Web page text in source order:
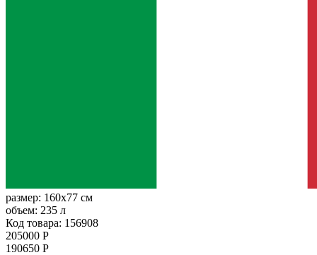
размер: 160x77 см
объем: 235 л
Код товара: 156908
205000 Р
190650 Р